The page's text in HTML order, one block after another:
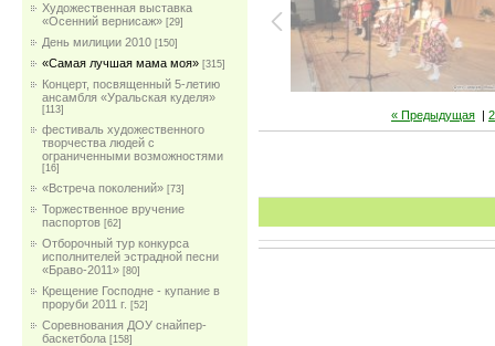
Художественная выставка
«Осенний вернисаж» [29]
День милиции 2010 [150]
«Самая лучшая мама моя» [315]
Концерт, посвященный 5-летию
ансамбля «Уральская куделя»
[113]
фестиваль художественного
творчества людей с
ограниченными возможностями
[16]
«Встреча поколений» [73]
Торжественное вручение
паспортов [62]
Отборочный тур конкурса
исполнителей эстрадной песни
«Браво-2011» [80]
Крещение Господне - купание в
проруби 2011 г. [52]
Соревнования ДОУ снайпер-
баскетбола [158]
« Предыдущая |